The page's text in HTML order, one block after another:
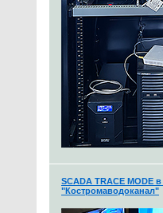
SCADA TRACE MODE
"Костромаводоканал"